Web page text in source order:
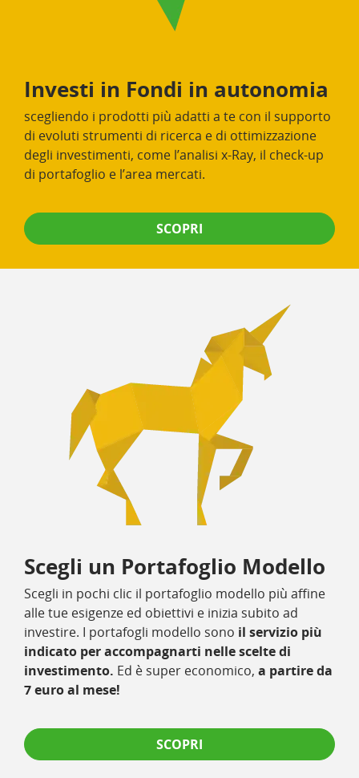
Investi in Fondi in autonomia
scegliendo i prodotti più adatti a te con il supporto
di evoluti strumenti di ricerca e di ottimizzazione
degli investimenti, come l’analisi x-Ray, il check-up
di portafoglio e l’area mercati.
SCOPRI
Scegli un Portafoglio Modello
Scegli in pochi clic il portafoglio modello più affine
alle tue esigenze ed obiettivi e inizia subito ad
investire. I portafogli modello sono il servizio più
indicato per accompagnarti nelle scelte di
investimento. Ed è super economico, a partire da
7 euro al mese!
SCOPRI